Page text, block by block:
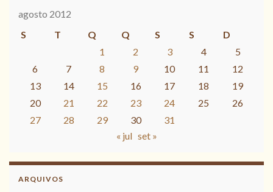
agosto 2012
S
T Q Q S S
D
1
2 3 4
5
6
7 8 9 10 11
12
13
14 15 16 17 18
19
20
21 22 23 24 25
26
27
28 29 30
31
« jul set »
ARQUIVOS